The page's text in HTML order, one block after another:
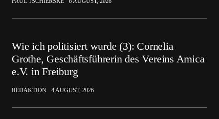
Wie ich politisiert wurde (3): Cornelia
Grothe, Geschäftsführerin des Vereins Amica
e.V. in Freiburg
REDAKTION 4 AUGUST, 2026